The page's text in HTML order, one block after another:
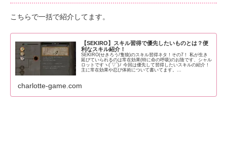
こちらで一括で紹介してます。
【SEKIRO】スキル習得で優先したいものとは？便
利なスキル紹介！
SEKIRO(せきろう/隻狼)のスキル習得ネタ！その7！ 私が生き
延びていられるのは常在効果(特に命の呼吸)のお陰です、シャル
ロットですヽ(´▽`)ﾉ 今回は優先して習得したいスキルの紹介！
主に常在効果や忍び体術について書いてます。...
charlotte-game.com